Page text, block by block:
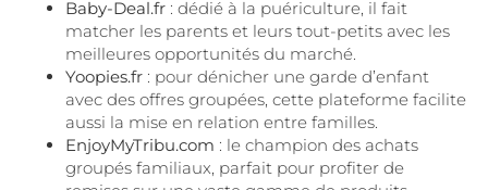
Baby-Deal.fr : dédié à la puériculture, il fait
matcher les parents et leurs tout-petits avec les
meilleures opportunités du marché.
Yoopies.fr : pour dénicher une garde d’enfant
avec des offres groupées, cette plateforme facilite
aussi la mise en relation entre familles.
EnjoyMyTribu.com : le champion des achats
groupés familiaux, parfait pour profiter de